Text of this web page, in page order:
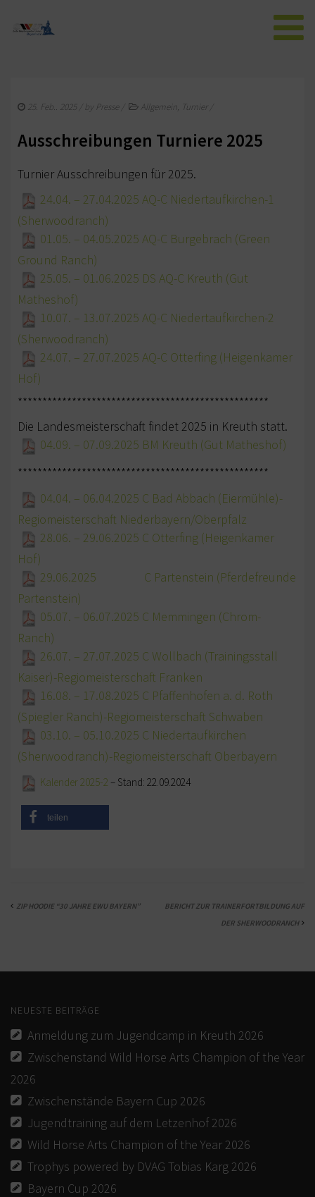
WESTERNREITER ONLINE
EWU
VORSTAND BAYERN
SPONSOREN DER EWU-BAYERN
WESTERNREITEN
MITGLIED WERDEN
SATZUNG/RECHTSORDNUNG DER EWU
DEUTSCHLAND
TURNIERSPORT
JUNGPFERDEPROGRAMM
TRAINER
TURNIERFACHLEUTE
JUGEND
KIDS CLUB
JUGEND TERMINE
FREIZEIT
BREITENSPORT TERMINE
KURS TERMINE
WEITERE TERMINE
AUSBILDUNG
WESTERN-REITABZEICHEN
APO AUSBILDUNG TERMINE
KURSE
BREITENSPORT
WEITERE
IMPRESSUM
DATENSCHUTZ
DOWNLOAD
25. Feb.. 2025 / by Presse Allgemein, Turnier
Ausschreibungen Turniere 2025
Turnier Ausschreibungen für 2025.
24.04. – 27.04.2025 AQ-C Niedertaufkirchen-1
(Sherwoodranch)
01.05. – 04.05.2025 AQ-C Burgebrach (Green
Ground Ranch)
25.05. – 01.06.2025 DS AQ-C Kreuth (Gut
Matheshof)
10.07. – 13.07.2025 AQ-C Niedertaufkirchen-2
(Sherwoodranch)
24.07. – 27.07.2025 AQ-C Otterfing (Heigenkamer
Hof)
***************************************************
Die Landesmeisterschaft findet 2025 in Kreuth statt.
04.09. – 07.09.2025 BM Kreuth (Gut Matheshof)
***************************************************
04.04. – 06.04.2025 C Bad Abbach (Eiermühle)-
Regiomeisterschaft Niederbayern/Oberpfalz
28.06. – 29.06.2025 C Otterfing (Heigenkamer
Hof)
29.06.2025 C Partenstein (Pferdefreunde
Partenstein)
05.07. – 06.07.2025 C Memmingen (Chrom-
Ranch)
26.07. – 27.07.2025 C Wollbach (Trainingsstall
Kaiser)-Regiomeisterschaft Franken
16.08. – 17.08.2025 C Pfaffenhofen a. d. Roth
(Spiegler Ranch)-Regiomeisterschaft Schwaben
03.10. – 05.10.2025 C Niedertaufkirchen
(Sherwoodranch)-Regiomeisterschaft Oberbayern
Kalender 2025-2 – Stand: 22.09.2024
teilen
ZIP HOODIE “30 JAHRE EWU BAYERN”
BERICHT ZUR TRAINERFORTBILDUNG AUF
DER SHERWOODRANCH
NEUESTE BEITRÄGE
Anmeldung zum Jugendcamp in Kreuth 2026
Zwischenstand Wild Horse Arts Champion of the Year
2026
Zwischenstände Bayern Cup 2026
Jugendtraining auf dem Letzenhof 2026
Wild Horse Arts Champion of the Year 2026
Trophys powered by DVAG Tobias Karg 2026
Bayern Cup 2026